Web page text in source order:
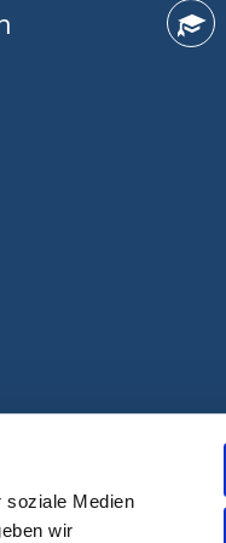
soziale Medien
wir